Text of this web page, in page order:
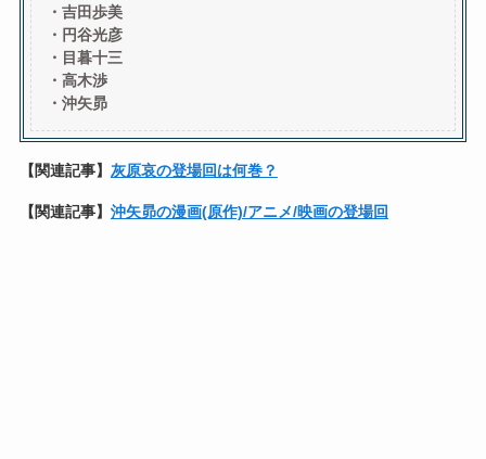
・吉田歩美
・円谷光彦
・ 目暮十三
・高木渉
・沖矢昴
【関連記事】 灰原哀の登場回は何巻？
【関連記事】 沖矢昴の漫画(原作)/アニメ/映画の登場回